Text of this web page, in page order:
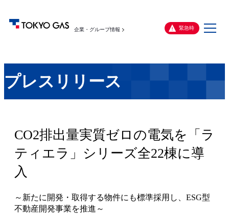
企業・グループ情報 緊急時
メ
プレスリリース
CO2排出量実質ゼロの電気を「ラ
ティエラ」シリーズ全22棟に導
入
～新たに開発・取得する物件にも標準採用し、ESG型
不動産開発事業を推進～